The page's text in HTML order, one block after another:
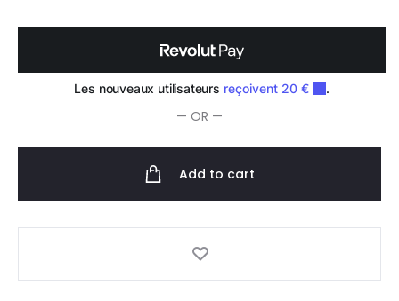
quantity
— OR —
Add to cart